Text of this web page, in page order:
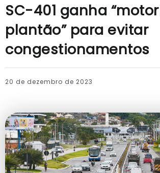
SC-401 ganha
plantão” para evitar
congestionamentos
20 de dezembro de 2023